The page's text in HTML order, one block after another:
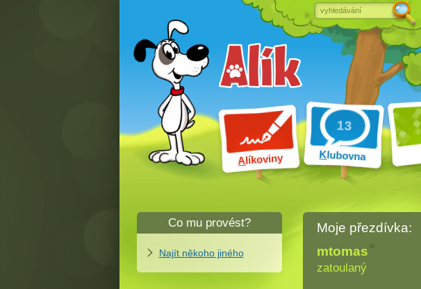
Alíkoviny Klubovna
Moje přezdívka:
mtomas
zatoulaný
Co mu provést?
Najít někoho jiného